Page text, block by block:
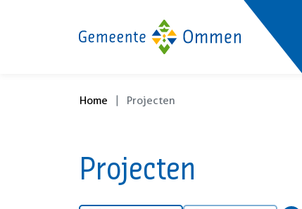
Home Projecten
Projecten